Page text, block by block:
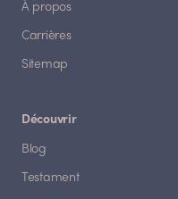
À propos
Carrières
Sitemap
Découvrir
Blog
Testament